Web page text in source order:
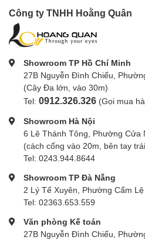
Công ty TNHH Hoằng Quân
Showroom TP Hồ Chí Minh
27B Nguyễn Đình Chiểu,
(Cây Đa lớn, vào 30m)
Tel: 0912.326.326 (Gọi mua
Showroom Hà Nội
6 Lê Thánh Tông, Phường Cửa
(cách cổng vào 20m, bên tay
Tel: 0243.944.8644
Showroom TP Đà Nẵng
2 Lý Tế Xuyên, Phường Cẩm Lệ
Tel: 02363.653.559
Văn phòng Kế toán
27B Nguyễn Đình Chiểu,